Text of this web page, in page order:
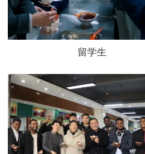
留学生